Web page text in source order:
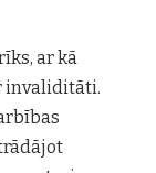
ar kā
invaliditāti.